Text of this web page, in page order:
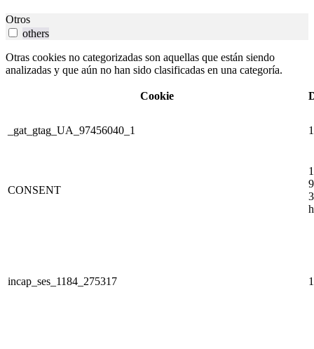
Otros
others
Otras cookies no categorizadas son aquellas que están siendo
analizadas y que aún no han sido clasificadas en una categoría.
Cookie
_gat_gtag_UA_97456040_1
CONSENT
incap_ses_1184_275317